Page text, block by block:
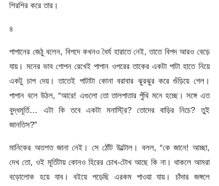
শিরশির করে তার।
৪
পাপানের জেঠু বলেন, বিপদে কখনও ধৈর্য হারাতে নেই, তাতে বিপদ আরও বেড়ে
যায়। মনের ভাব গোপন রেখেই পাপান ওপরের তাকের একটা পাটা হাতে নিয়ে
একটু চাপ দেয়। তাতেই পাটাটা কোনা বরাবার ঝুরঝুর করে গুঁড়িয়ে গেল।
পাপান বলে উঠল, “আরে! এগুলো তো তালপাতার পুঁথি মনে হচ্ছে। সঙ্গে এত
বুদ্ধমূর্তি… এটা কি তবে একটা মনাস্ট্রি? তোদের বাড়ির নিচে? তুই
জানতিস?”
মানিকের অতশত জানা নেই। সে ঠোঁট উল্টোল। বলল, “কে জানে! আচ্ছা,
দেখ তো, ওই মূর্তিটায় কোনও হিরের চোখ-টোখ আছে কি না। থাকলে আমরা
বড়োলোক হয়ে যাব। বইয়ে পড়েছি এরকম পাওয়া যায়। চাঁদার জঙ্গলে